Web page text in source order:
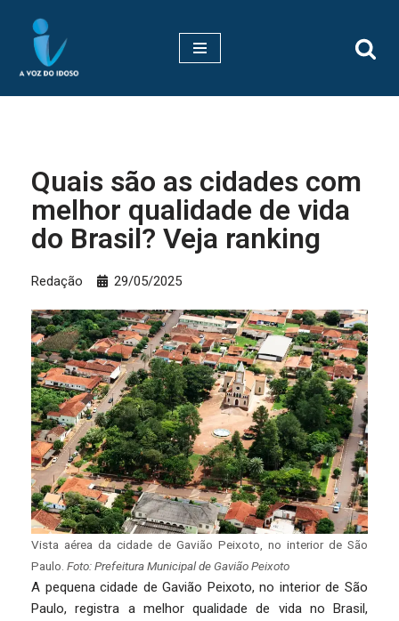
Pular
para
Quais são as cidades com
melhor qualidade de vida
do Brasil? Veja ranking
Redação 29/05/2025
Vista aérea da cidade de Gavião Peixoto, no interior de São
Paulo. Foto: Prefeitura Municipal de Gavião Peixoto
A pequena cidade de Gavião Peixoto, no interior de São
Paulo, registra a melhor qualidade de vida no Brasil,